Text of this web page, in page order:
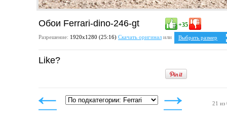
Обои Ferrari-dino-246-gt +35
Разрешение: 1920х1280 (25:16) Скачать оригинал или
Выбрать размер
Ваше разрешение:
1280x960
Like?
21 из